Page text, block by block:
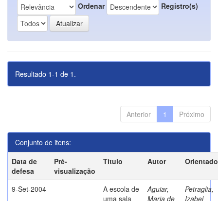
Ordenar Registro(s)
Resultado 1-1 de 1.
Anterior 1 Próximo
Conjunto de itens:
Data de
defesa
Pré-
visualização
Título Autor
9-Set-2004
A escola de
uma sala
Aguiar,
Maria de
Petraglia,
Izabel